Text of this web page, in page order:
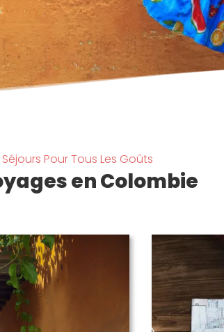
Pour Tous Les Goûts
en Colombie